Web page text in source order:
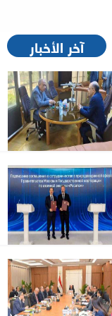
آخر الأخبار